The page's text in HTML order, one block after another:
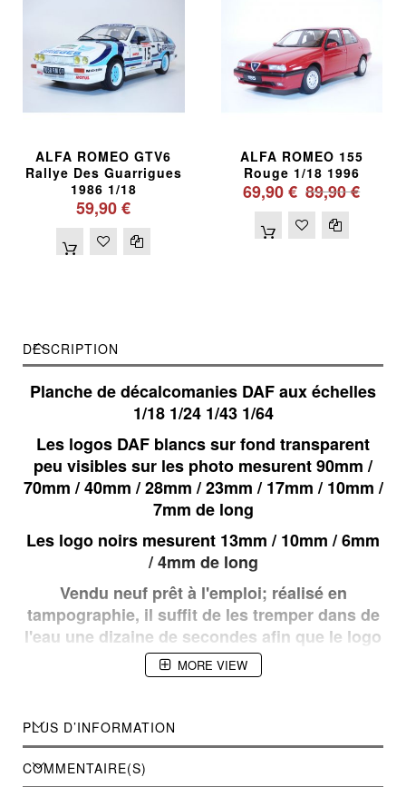
ALFA ROMEO GTV6
Rallye Des Guarrigues
1986 1/18
59,90 €
ALFA ROMEO 155
Rouge 1/18 1996
69,90 € 89,90 €
DESCRIPTION
Planche de décalcomanies DAF aux échelles
1/18 1/24 1/43 1/64
Les logos DAF blancs sur fond transparent
peu visibles sur les photo mesurent 90mm /
70mm / 40mm / 28mm / 23mm / 17mm / 10mm /
7mm de long
Les logo noirs mesurent 13mm / 10mm / 6mm
/ 4mm de long
Vendu neuf prêt à l'emploi; réalisé en
tampographie, il suffit de les tremper dans de
l'eau une dizaine de secondes afin que le logo
choisi se détache du support puis de
l'apposer sur la miniature jusqu'à séchage
MORE VIEW
PLUS D’INFORMATION
COMMENTAIRE(S)